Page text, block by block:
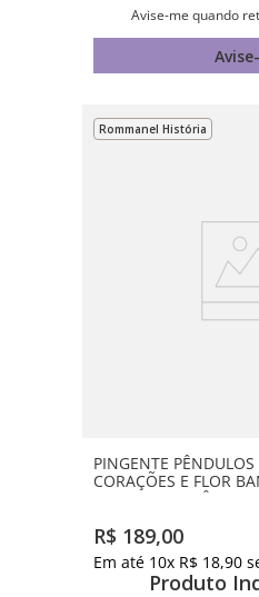
Avise-me quando
Rommanel História
PINGENTE
CORAÇÕES E FLOR
18K COM ZIRCÔNIA
R$ 189,00
Em até 10x R$ 18,90
Produto